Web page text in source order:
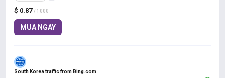
$ 0.87 / 1000
MUA NGAY
South Korea traffic from Bing.com